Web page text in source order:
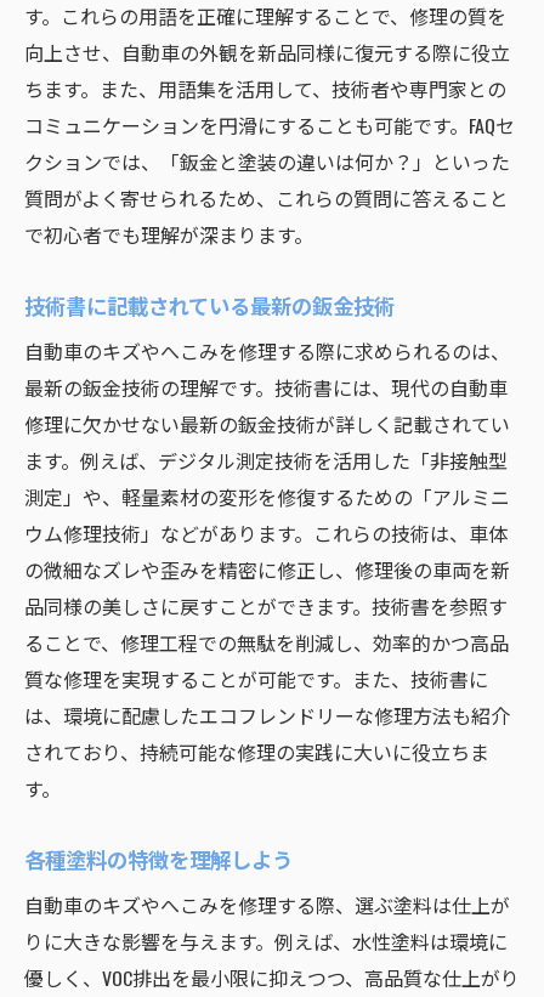
技術書を効果的に活用するテクニック
高品質な修理を目指すための技術書選び
技術書を使ったステップバイステップガイ
ド
修理の質を高めるための技術書の使い方
技術書を基にした実践的な修理テクニック
自動車のキズ修理でエコと品質を両立する方法
エコと品質を兼ね備えた修理方法
環境に優しい修理技術の実践例
エコフレンドリーな技術書の活用法
品質を保ちながらエコを実現するテクニッ
ク
エコと品質を両立するための技術書選び
エコを意識した修理技術の具体例
技術書選びが決め手！満足いく自動車修理の秘
訣
満足度を高める技術書の選び方
技術書を通じた修理の成功ストーリー
法
プロが教える技術書選びのポイント
技術書を用いた修理での満足度向上法
す。これらの用語を正確に理解することで、修理の質を
向上させ、自動車の外観を新品同様に復元する際に役立
ちます。また、用語集を活用して、技術者や専門家との
コミュニケーションを円滑にすることも可能です。FAQセ
クションでは、「鈑金と塗装の違いは何か？」といった
質問がよく寄せられるため、これらの質問に答えること
で初心者でも理解が深まります。
技術書に記載されている最新の鈑金技術
自動車のキズやへこみを修理する際に求められるのは、
最新の鈑金技術の理解です。技術書には、現代の自動車
修理に欠かせない最新の鈑金技術が詳しく記載されてい
ます。例えば、デジタル測定技術を活用した「非接触型
測定」や、軽量素材の変形を修復するための「アルミニ
ウム修理技術」などがあります。これらの技術は、車体
の微細なズレや歪みを精密に修正し、修理後の車両を新
品同様の美しさに戻すことができます。技術書を参照す
ることで、修理工程での無駄を削減し、効率的かつ高品
質な修理を実現することが可能です。また、技術書に
は、環境に配慮したエコフレンドリーな修理方法も紹介
されており、持続可能な修理の実践に大いに役立ちま
す。
各種塗料の特徴を理解しよう
自動車のキズやへこみを修理する際、選ぶ塗料は仕上が
りに大きな影響を与えます。例えば、水性塗料は環境に
優しく、VOC排出を最小限に抑えつつ、高品質な仕上がり